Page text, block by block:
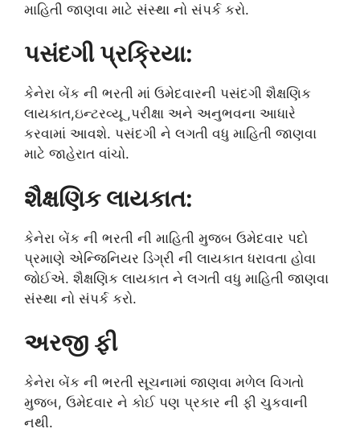
માહિતી જાણવા માટે સંસ્થા નો સંપર્ક કરો.
પસંદગી પ્રક્રિયા:
કેનેરા બેંક ની ભરતી માં ઉમેદવારની પસંદગી શૈક્ષણિક
લાયકાત,ઇન્ટરવ્યૂ ,પરીક્ષા અને અનુભવના આધારે
કરવામાં આવશે. પસંદગી ને લગતી વધુ માહિતી જાણવા
માટે જાહેરાત વાંચો.
શૈક્ષણિક લાયકાત:
કેનેરા બેંક ની ભરતી ની માહિતી મુજબ ઉમેદવાર પદો
પ્રમાણે એન્જિનિયર ડિગ્રી ની લાયકાત ધરાવતા હોવા
જોઈએ. શૈક્ષણિક લાયકાત ને લગતી વધુ માહિતી જાણવા
સંસ્થા નો સંપર્ક કરો.
અરજી ફી
કેનેરા બેંક ની ભરતી સૂચનામાં જાણવા મળેલ વિગતો
મુજબ, ઉમેદવાર ને કોઈ પણ પ્રકાર ની ફી ચુકવાની
નથી.